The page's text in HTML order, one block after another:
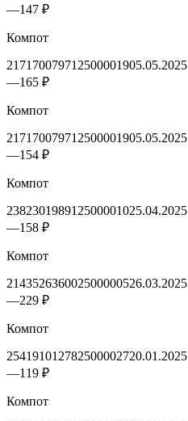
—147 ₽
Компот
217170079712500001905.05.2025
—165 ₽
Компот
217170079712500001905.05.2025
—154 ₽
Компот
238230198912500001025.04.2025
—158 ₽
Компот
214352636002500000526.03.2025
—229 ₽
Компот
254191012782500002720.01.2025
—119 ₽
Компот